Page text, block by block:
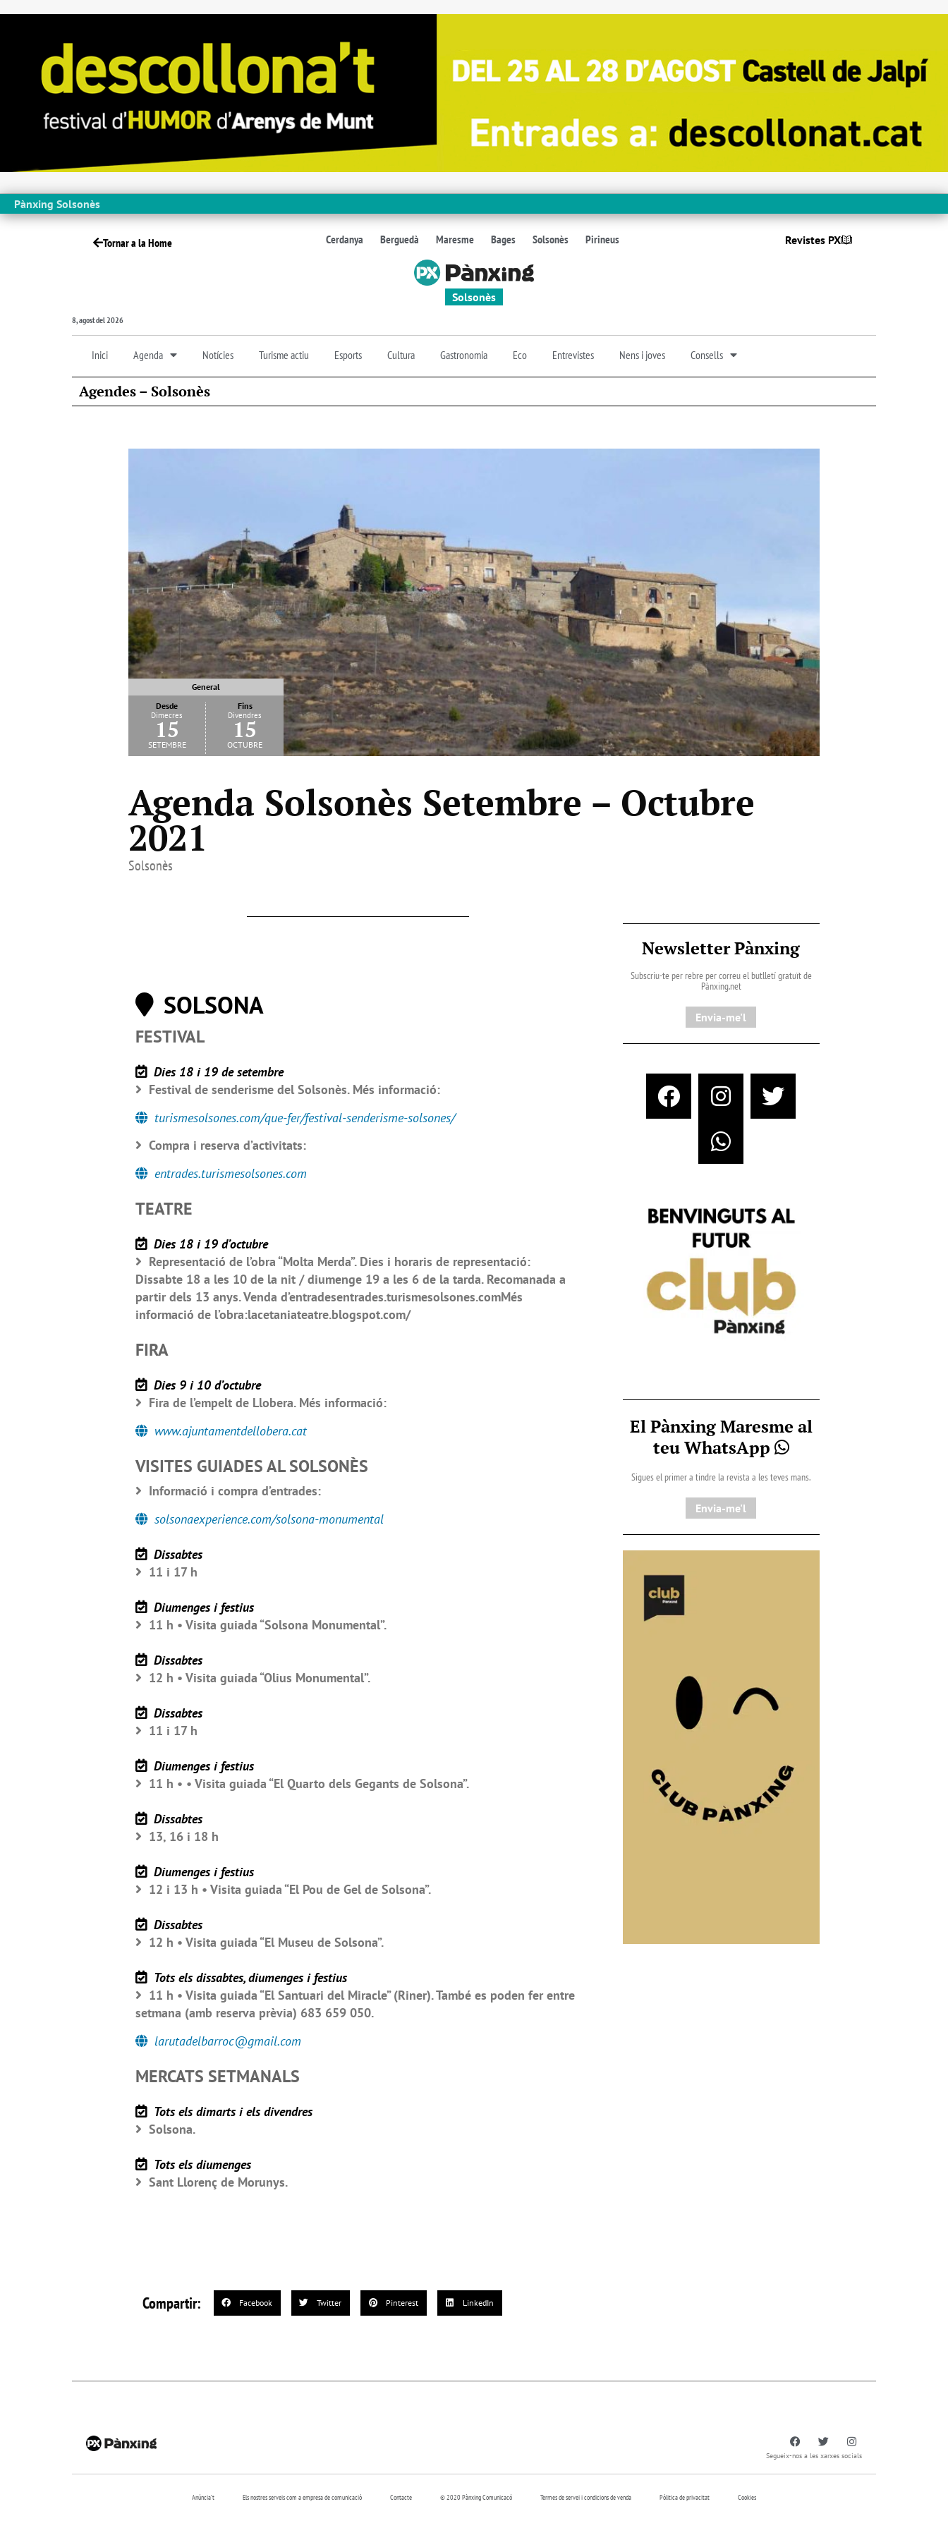
Pànxing Solsonès
Tornar a la Home Cerdanya Berguedà Maresme Bages Solsonès Pirineus Revistes PX
Solsonès
8, agost del 2026
Inici Agenda Notícies Turisme actiu Esports Cultura Gastronomia Eco Entrevistes Nens i joves Consells
Agendes – Solsonès
General
Desde
Dimecres
15
setembre
Fins
Divendres
15
octubre
Agenda Solsonès Setembre – Octubre
2021
Solsonès
SOLSONA
FESTIVAL
Dies 18 i 19 de setembre
Festival de senderisme del Solsonès. Més informació:
turismesolsones.com/que-fer/festival-senderisme-solsones/
Compra i reserva d’activitats:
entrades.turismesolsones.com
TEATRE
Dies 18 i 19 d’octubre
Representació de l’obra “Molta Merda”. Dies i horaris de representació:
Dissabte 18 a les 10 de la nit / diumenge 19 a les 6 de la tarda. Recomanada a
partir dels 13 anys. Venda d’entradesentrades.turismesolsones.comMés
informació de l’obra:lacetaniateatre.blogspot.com/
FIRA
Dies 9 i 10 d’octubre
Fira de l’empelt de Llobera. Més informació:
www.ajuntamentdellobera.cat
VISITES GUIADES AL SOLSONÈS
Informació i compra d’entrades:
solsonaexperience.com/solsona-monumental
Dissabtes
11 i 17 h
Diumenges i festius
11 h • Visita guiada “Solsona Monumental”.
Dissabtes
12 h • Visita guiada “Olius Monumental”.
Dissabtes
11 i 17 h
Diumenges i festius
11 h • • Visita guiada “El Quarto dels Gegants de Solsona”.
Dissabtes
13, 16 i 18 h
Diumenges i festius
12 i 13 h • Visita guiada “El Pou de Gel de Solsona”.
Dissabtes
12 h • Visita guiada “El Museu de Solsona”.
Tots els dissabtes, diumenges i festius
11 h • Visita guiada “El Santuari del Miracle” (Riner). També es poden fer entre
setmana (amb reserva prèvia) 683 659 050.
larutadelbarroc@gmail.com
MERCATS SETMANALS
Tots els dimarts i els divendres
Solsona.
Tots els diumenges
Sant Llorenç de Morunys.
Compartir: Facebook Twitter Pinterest LinkedIn
Newsletter Pànxing
Subscriu-te per rebre per correu el butlletí gratuït de
Pànxing.net​
Envia-me'l
El Pànxing Maresme al
teu WhatsApp
Sigues el primer a tindre la revista a les teves mans.
Envia-me'l
Segueix-nos a les xarxes socials
Anúncia’t Els nostres serveis com a empresa de comunicació Contacte © 2020 Pànxing Comunicacó Termes de servei i condicions de venda Pólitica de privacitat Cookies